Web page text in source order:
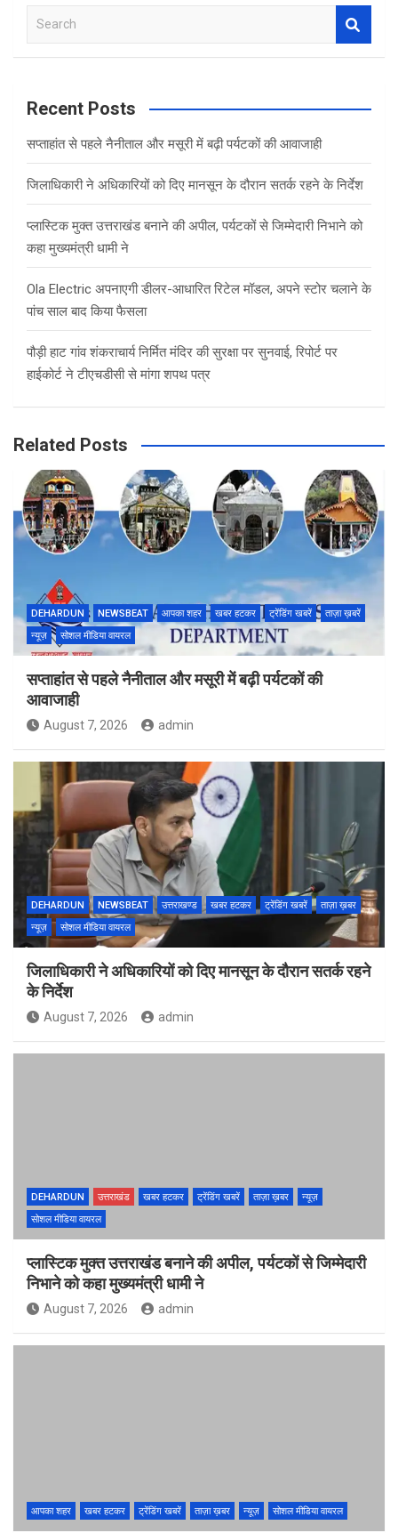
a
c
Recent Posts
सप्ताहांत से पहले नैनीताल और मसूरी में बढ़ी पर्यटकों की आवाजाही
जिलाधिकारी ने अधिकारियों को दिए मानसून के दौरान सतर्क रहने के निर्देश
प्लास्टिक मुक्त उत्तराखंड बनाने की अपील, पर्यटकों से जिम्मेदारी निभाने को
कहा मुख्यमंत्री धामी ने
Ola Electric अपनाएगी डीलर-आधारित रिटेल मॉडल, अपने स्टोर चलाने के
पांच साल बाद किया फैसला
पौड़ी हाट गांव शंकराचार्य निर्मित मंदिर की सुरक्षा पर सुनवाई, रिपोर्ट पर
हाईकोर्ट ने टीएचडीसी से मांगा शपथ पत्र
Related Posts
DEHARDUN NEWSBEAT आपका शहर खबर हटकर ट्रेंडिंग खबरें
ताज़ा ख़बरें
न्यूज़
सोशल मीडिया वायरल
सप्ताहांत से पहले नैनीताल और मसूरी में बढ़ी पर्यटकों की
आवाजाही
August 7, 2026 admin
DEHARDUN NEWSBEAT उत्तराखण्ड खबर हटकर ट्रेंडिंग खबरें
ताज़ा ख़बर
न्यूज़
सोशल मीडिया वायरल
जिलाधिकारी ने अधिकारियों को दिए मानसून के दौरान सतर्क रहने
के निर्देश
August 7, 2026 admin
DEHARDUN उत्तराखंड खबर हटकर ट्रेंडिंग खबरें ताज़ा ख़बर
न्यूज़
सोशल मीडिया वायरल
प्लास्टिक मुक्त उत्तराखंड बनाने की अपील, पर्यटकों से जिम्मेदारी
निभाने को कहा मुख्यमंत्री धामी ने
August 7, 2026 admin
आपका शहर खबर हटकर ट्रेंडिंग खबरें ताज़ा ख़बर न्यूज़ सोशल मीडिया वायरल